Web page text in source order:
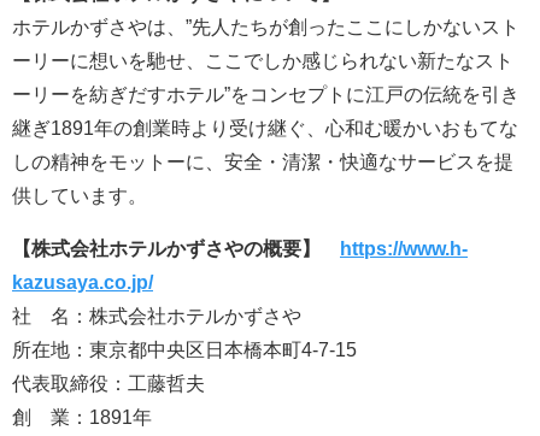
ホテルかずさやは、”先人たちが創ったここにしかないスト
ーリーに想いを馳せ、ここでしか感じられない新たなスト
ーリーを紡ぎだすホテル”をコンセプトに江戸の伝統を引き
継ぎ1891年の創業時より受け継ぐ、心和む暖かいおもてな
しの精神をモットーに、安全・清潔・快適なサービスを提
供しています。
【株式会社ホテルかずさやの概要】
https://www.h-
kazusaya.co.jp/
社 名：株式会社ホテルかずさや
所在地：東京都中央区日本橋本町4-7-15
代表取締役：工藤哲夫
創 業：1891年